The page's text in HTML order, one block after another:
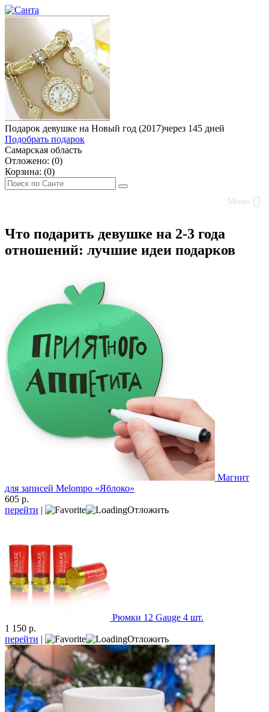
Подарок девушке на Новый год (2017)через 145 дней
Подобрать подарок
Самарская область
Отложено: (0)
Корзина: (0)
Меню
Что подарить девушке на 2-3 года
отношений: лучшие идеи подарков
Магнит
для записей Melompo «Яблоко»
605 р.
перейти | Отложить
Рюмки 12 Gauge 4 шт.
1 150 р.
перейти | Отложить